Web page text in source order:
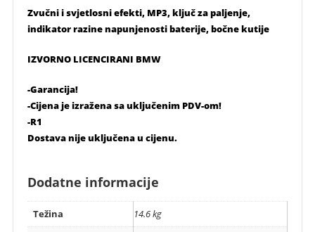
Zvučni i svjetlosni efekti, MP3, ključ za paljenje,
indikator razine napunjenosti baterije, bočne kutije
IZVORNO LICENCIRANI BMW
-Garancija!
-Cijena je izražena sa uključenim PDV-om!
-R1
Dostava nije uključena u cijenu.
Dodatne informacije
Težina
14.6 kg